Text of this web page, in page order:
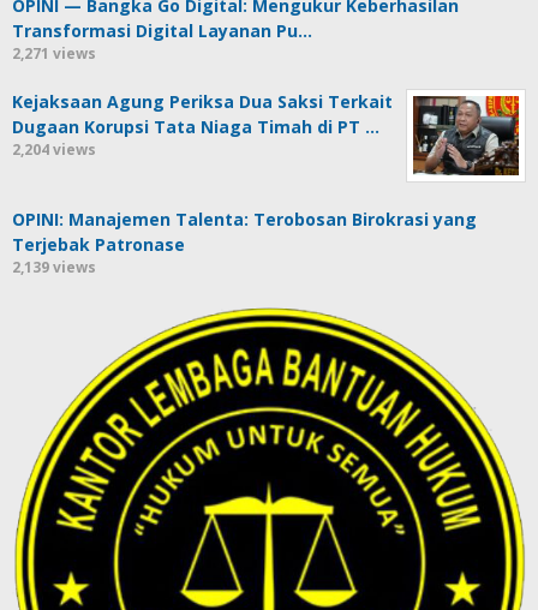
OPINI — Bangka Go Digital: Mengukur Keberhasilan
Transformasi Digital Layanan Pu…
2,271 views
Kejaksaan Agung Periksa Dua Saksi Terkait
Dugaan Korupsi Tata Niaga Timah di PT …
2,204 views
OPINI: Manajemen Talenta: Terobosan Birokrasi yang
Terjebak Patronase
2,139 views